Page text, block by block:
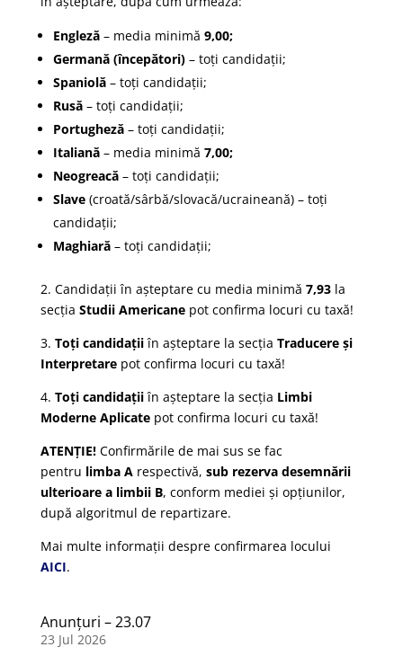
Engleză – media minimă 9,00;
Germană (începători) – toți candidații;
Spaniolă– toți candidații;
Rusă – toți candidații;
Portugheză– toți candidații;
Italiană – media minimă 7,00;
Neogreacă – toți candidații;
Slave (croată/sârbă/slovacă/ucraineană) – toți
candidații;
Maghiară– toți candidații;
2. Candidații în așteptare cu media minimă 7,93la
secția Studii Americanepot confirma locuri cu taxă!
3. Toți candidațiiîn așteptare la secția Traducere și
Interpretarepot confirma locuri cu taxă!
4. Toți candidațiiîn așteptare la secția Limbi
Moderne Aplicatepot confirma locuri cu taxă!
ATENȚIE!Confirmările de mai sus se fac
pentru limba Arespectivă, sub rezerva desemnării
ulterioare a limbii B, conform mediei și opțiunilor,
după algoritmul de repartizare.
Mai multe informații despre confirmarea locului
AICI.
Anunțuri – 23.07
23 Jul 2026